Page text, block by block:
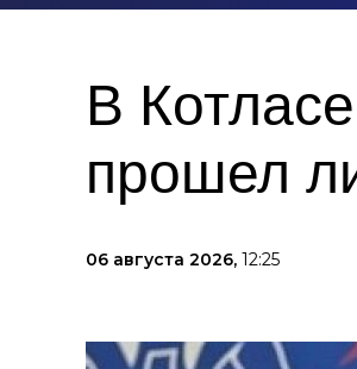
В
прошел
06 августа 2026, 12:25